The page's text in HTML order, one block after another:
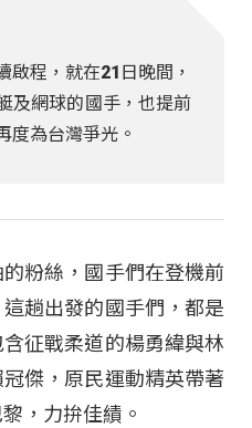
啟程，就在21日晚間，
及網球的國手，也提前
度為台灣爭光。
粉絲，國手們在登機前
趟出發的國手們，都是
征戰柔道的楊勇緯與林
傑，原民運動精英帶著
，力拚佳績。